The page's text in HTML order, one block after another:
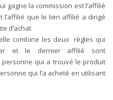
gagne la commission est l’affilié
l’affilié que le lien affilié a dirigé
d’achat.
elle combine les deux règles qui
et le dernier affilié sont
personne qui a trouvé le produit
qui l’a acheté en utilisant